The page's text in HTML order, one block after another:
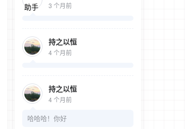
3 个月前
持之以恒
4 个月前
持之以恒
4 个月前
哈哈哈！你好